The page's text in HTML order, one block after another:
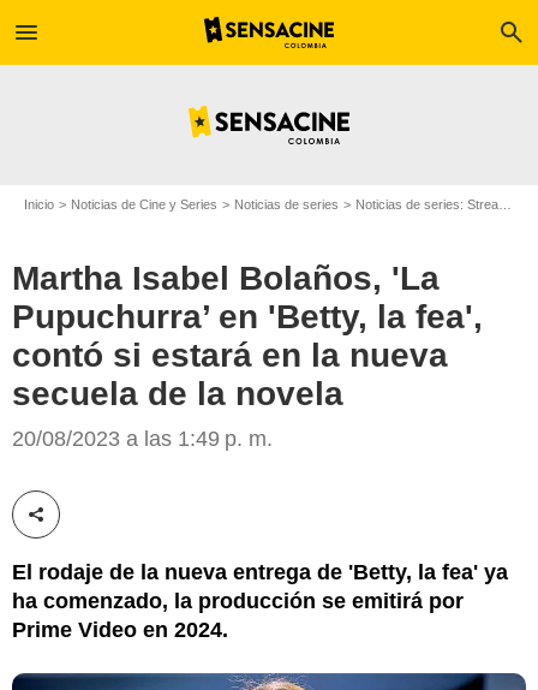
menu search
Inicio Noticias de Cine y Series Noticias de series Noticias de series: Streaming
Martha Isabel Bolaños, 'La
Pupuchurra’ en 'Betty, la fea',
contó si estará en la nueva
secuela de la novela
20/08/2023 a las 1:49 p. m.
Compartir esta noticia
El rodaje de la nueva entrega de 'Betty, la fea' ya
ha comenzado, la producción se emitirá por
Prime Video en 2024.
Martha Isabel Bolaños